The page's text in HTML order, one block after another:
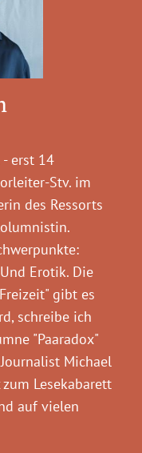
- erst 14
Stv. im
des Ressorts
Erotik. Die
gibt es
schreibe ich
"Paaradox"
Michael
Lesekabarett
auf vielen